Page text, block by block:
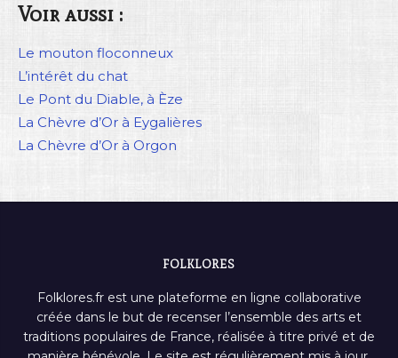
Voir aussi :
Le mouton floconneux
L’intérêt du chat
Le Pont du Diable, à Èze
La Chèvre d’Or à Eygalières
La Chèvre d’Or à Orgon
FOLKLORES
Folklores.fr est une plateforme en ligne collaborative
créée dans le but de recenser l’ensemble des arts et
traditions populaires de France, réalisée à titre privé et de